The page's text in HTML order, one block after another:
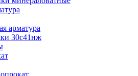
арматура
30с41нж